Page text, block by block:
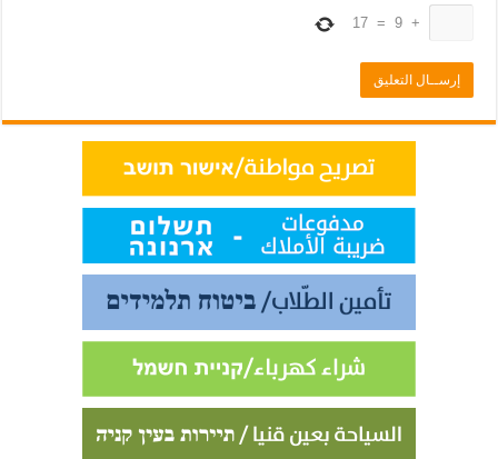
+
9
=
17